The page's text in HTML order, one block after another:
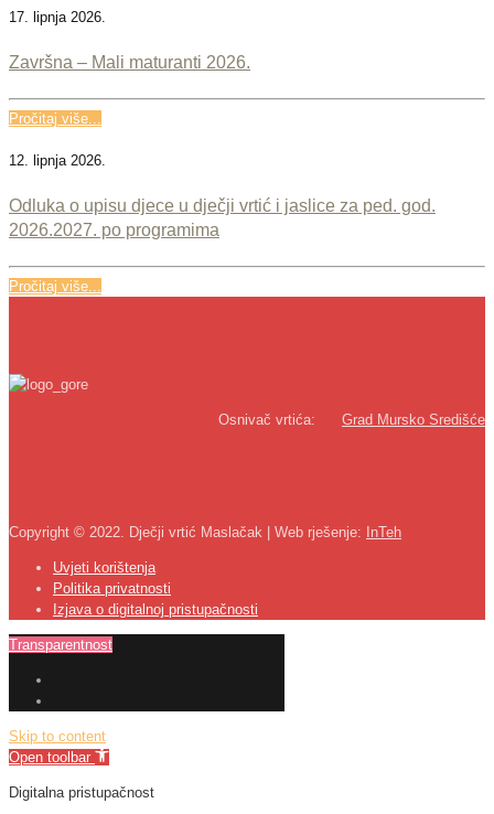
17. lipnja 2026.
Završna – Mali maturanti 2026.
Pročitaj više...
12. lipnja 2026.
Odluka o upisu djece u dječji vrtić i jaslice za ped. god.
2026.2027. po programima
Pročitaj više...
Osnivač vrtića: Grad Mursko Središće
Copyright © 2022. Dječji vrtić Maslačak | Web rješenje: InTeh
Uvjeti korištenja
Politika privatnosti
Izjava o digitalnoj pristupačnosti
Transparentnost
Skip to content
Open toolbar
Digitalna pristupačnost